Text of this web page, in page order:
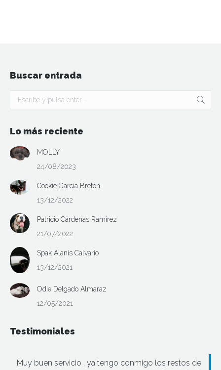
Buscar entrada
Buscar:
Lo más reciente
MOLLY
24/08/2023
Cookie García Breton
13/12/2022
Patricio Cárdenas Ramírez
21/07/2022
Spak Alanis Calvario
13/12/2021
Odie Delgado Almaraz
12/05/2021
Testimoniales
Muy buen servicio , ya tengo conmigo los restos de